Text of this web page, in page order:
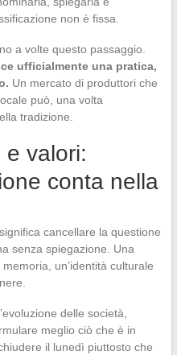
non è fissa.
a volte questo passaggio.
ufficialmente una pratica,
Un mercato di produttori che
può, una volta
tradizione.
e valori:
conta nella
cancellare la questione
senza spiegazione. Una
un’identità culturale
delle società,
meglio ciò che è in
il lunedì piuttosto che